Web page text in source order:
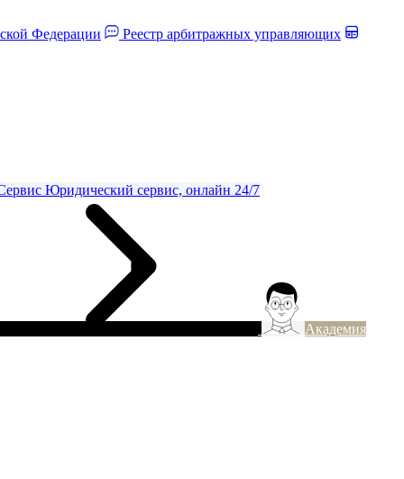
Федерации Реестр арбитражных управляющих
Юридический сервис, онлайн 24/7
Академия